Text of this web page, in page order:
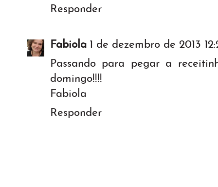
Responder
Fabiola 1 de dezembro de 2013
Passando para pegar a
domingo!!!!
Fabiola
Responder